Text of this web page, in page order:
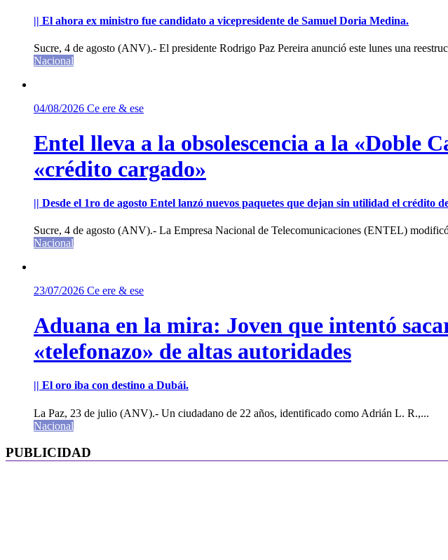
|| El ahora ex ministro fue candidato a vicepresidente de Samuel Doria Medina.
Sucre, 4 de agosto (ANV).- El presidente Rodrigo Paz Pereira anunció este lunes una
Nacional
04/08/2026 Ce ere & ese
Entel lleva a la obsolescencia a la «Doble
«crédito cargado»
|| Desde el 1ro de agosto Entel lanzó nuevos paquetes que dejan sin utilidad el crédito
Sucre, 4 de agosto (ANV).- La Empresa Nacional de Telecomunicaciones (ENTEL)
Nacional
23/07/2026 Ce ere & ese
Aduana en la mira: Joven que intentó
«telefonazo» de altas autoridades
|| El oro iba con destino a Dubái.
La Paz, 23 de julio (ANV).- Un ciudadano de 22 años, identificado como Adrián L. R.,...
Nacional
PUBLICIDAD